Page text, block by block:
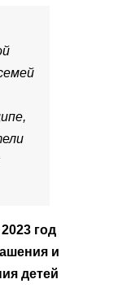
год
и
детей